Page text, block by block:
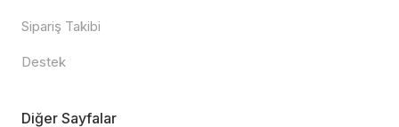
Sipariş Takibi
Destek
Diğer Sayfalar